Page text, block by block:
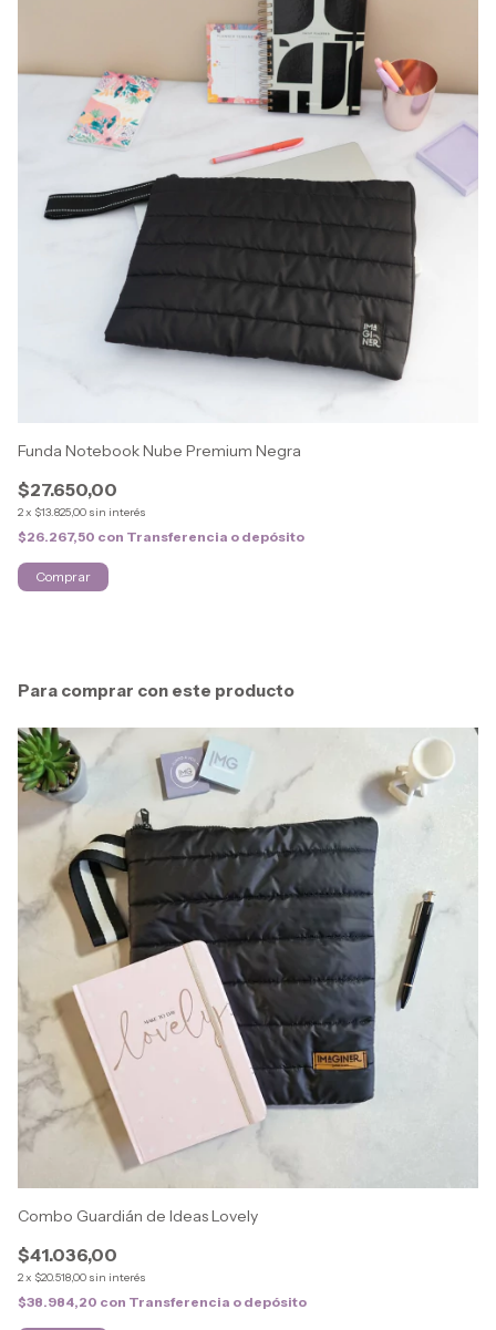
Funda Notebook Nube Premium Negra
$27.650,00
2x $13.825,00 sin interés
$26.267,50 con Transferencia o depósito
Comprar
Para comprar con este producto
Combo Guardián de Ideas Lovely
$41.036,00
2x $20.518,00 sin interés
$38.984,20 con Transferencia o depósito